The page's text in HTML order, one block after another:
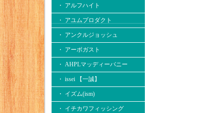
・ アルフハイト
・ アユムプロダクト
・ アンクルジョッシュ
・ アーボガスト
・ AHPLマッディーバニー
・ issei 【一誠】
・ イズム(ism)
・ イチカワフィッシング